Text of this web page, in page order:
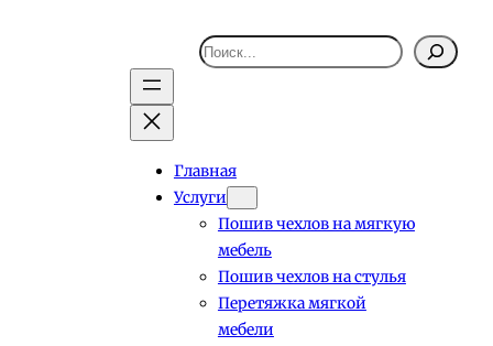
Поиск
Главная
Услуги
Пошив чехлов на мягкую
мебель
Пошив чехлов на стулья
Перетяжка мягкой
мебели